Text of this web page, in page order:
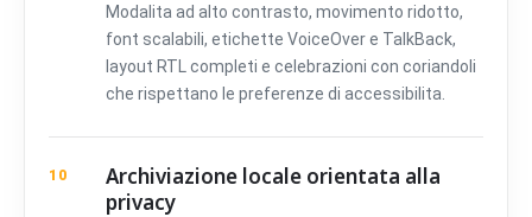
Modalita ad alto contrasto, movimento ridotto,
font scalabili, etichette VoiceOver e TalkBack,
layout RTL completi e celebrazioni con coriandoli
che rispettano le preferenze di accessibilita.
10
Archiviazione locale orientata alla
privacy